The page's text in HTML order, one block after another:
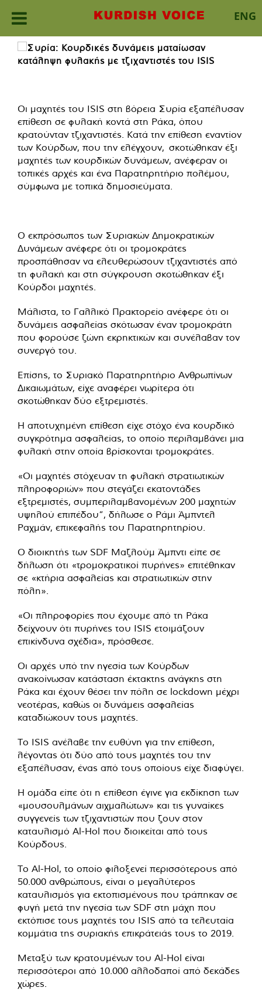
ENG
Skip
content
Οι μαχητές του ISIS στη βόρεια Συρία εξαπέλυσαν
επίθεση σε φυλακή κοντά στη Ράκα, όπου
κρατούνταν τζιχαντιστές. Κατά την επίθεση εναντίον
των Κούρδων, που την ελέγχουν, σκοτώθηκαν έξι
μαχητές των κουρδικών δυνάμεων, ανέφεραν οι
τοπικές αρχές και ένα Παρατηρητήριο πολέμου,
σύμφωνα με τοπικά δημοσιεύματα.
Ο εκπρόσωπος των Συριακών Δημοκρατικών
Δυνάμεων ανέφερε ότι οι τρομοκράτες
προσπάθησαν να ελευθερώσουν τζιχαντιστές από
τη φυλακή και στη σύγκρουση σκοτώθηκαν έξι
Κούρδοι μαχητές.
Μάλιστα, το Γαλλικό Πρακτορείο ανέφερε ότι οι
δυνάμεις ασφαλείας σκότωσαν έναν τρομοκράτη
που φορούσε ζώνη εκρηκτικών και συνέλαβαν τον
συνεργό του.
Επίσης, το Συριακό Παρατηρητήριο Ανθρωπίνων
Δικαιωμάτων, είχε αναφέρει νωρίτερα ότι
σκοτώθηκαν δύο εξτρεμιστές.
Η αποτυχημένη επίθεση είχε στόχο ένα κουρδικό
συγκρότημα ασφαλείας, το οποίο περιλαμβάνει μια
φυλακή στην οποία βρίσκονται τρομοκράτες.
«Οι μαχητές στόχευαν τη φυλακή στρατιωτικών
πληροφοριών» που στεγάζει εκατοντάδες
εξτρεμιστές, συμπεριλαμβανομένων 200 μαχητών
υψηλού επιπέδου”, δήλωσε ο Ράμι Άμπντελ
Ραχμάν, επικεφαλής του Παρατηρητηρίου.
Ο διοικητής των SDF Μαζλούμ Άμπντι είπε σε
δήλωση ότι «τρομοκρατικοί πυρήνες» επιτέθηκαν
σε «κτήρια ασφαλείας και στρατιωτικών στην
πόλη».
«Οι πληροφορίες που έχουμε από τη Ράκα
δείχνουν ότι πυρήνες του ISIS ετοιμάζουν
επικίνδυνα σχέδια», πρόσθεσε.
Οι αρχές υπό την ηγεσία των Κούρδων
ανακοίνωσαν κατάσταση έκτακτης ανάγκης στη
Ράκα και έχουν θέσει την πόλη σε lockdown μέχρι
νεοτέρας, καθώς οι δυνάμεις ασφαλείας
καταδιώκουν τους μαχητές.
Το ISIS ανέλαβε την ευθύνη για την επίθεση,
λέγοντας ότι δύο από τους μαχητές του την
εξαπέλυσαν, ένας από τους οποίους είχε διαφύγει.
Η ομάδα είπε ότι η επίθεση έγινε για εκδίκηση των
«μουσουλμάνων αιχμαλώτων» και τις γυναίκες
συγγενείς των τζιχαντιστών που ζουν στον
καταυλισμό Al-Hol που διοικείται από τους
Κούρδους.
Το Al-Hol, το οποίο φιλοξενεί περισσότερους από
50.000 ανθρώπους, είναι ο μεγαλύτερος
καταυλισμός για εκτοπισμένους που τράπηκαν σε
φυγή μετά την ηγεσία των SDF στη μάχη που
εκτόπισε τους μαχητές του ISIS από τα τελευταία
κομμάτια της συριακής επικράτειάς τους το 2019.
Μεταξύ των κρατουμένων του Al-Hol είναι
περισσότεροι από 10.000 αλλοδαποί από δεκάδες
χώρες.